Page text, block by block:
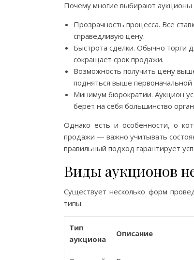
Почему многие выбирают
Прозрачность процесса. Все
справедливую цену.
Быстрота сделки. Обычно торги
сокращает срок продажи.
Возможность получить цену
подняться выше
Минимум бюрократии. Аукцион
берет на себя большинство
Однако есть и особенности, о
продажи — важно учитывать
правильный подход гарантирует
Виды аукционов
Существует несколько форм
типы:
Тип
аукциона
Описание